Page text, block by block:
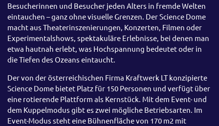
Besucherinnen und Besucher jeden Alters in fremde Welten
eintauchen – ganz ohne visuelle Grenzen. Der Science Dome
macht aus Theaterinszenierungen, Konzerten, Filmen oder
Experimentalshows, spektakuläre Erlebnisse, bei denen man
etwa hautnah erlebt, was Hochspannung bedeutet oder in
die Tiefen des Ozeans eintaucht.
Der von der österreichischen Firma Kraftwerk LT konzipierte
Science Dome bietet Platz für 150 Personen und verfügt über
eine rotierende Plattform als Kernstück. Mit dem Event- und
dem Kuppelmodus gibt es zwei mögliche Betriebsarten. Im
Event-Modus steht eine Bühnenfläche von 170 m2 mit